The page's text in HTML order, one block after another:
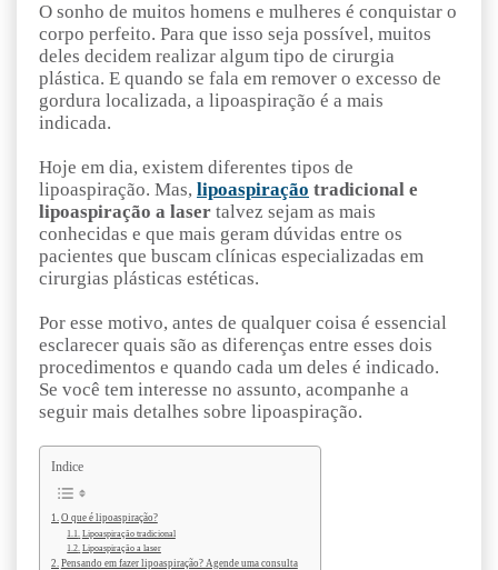
O sonho de muitos homens e mulheres é conquistar o
corpo perfeito. Para que isso seja possível, muitos
deles decidem realizar algum tipo de cirurgia
plástica. E quando se fala em remover o excesso de
gordura localizada, a lipoaspiração é a mais
indicada.
Hoje em dia, existem diferentes tipos de
lipoaspiração. Mas, lipoaspiração tradicional e
lipoaspiração a laser talvez sejam as mais
conhecidas e que mais geram dúvidas entre os
pacientes que buscam clínicas especializadas em
cirurgias plásticas estéticas.
Por esse motivo, antes de qualquer coisa é essencial
esclarecer quais são as diferenças entre esses dois
procedimentos e quando cada um deles é indicado.
Se você tem interesse no assunto, acompanhe a
seguir mais detalhes sobre lipoaspiração.
Indice
O que é lipoaspiração?
Lipoaspiração tradicional
Lipoaspiração a laser
Pensando em fazer lipoaspiração? Agende uma consulta